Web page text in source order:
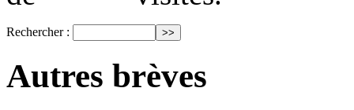
Rechercher :
Autres brèves